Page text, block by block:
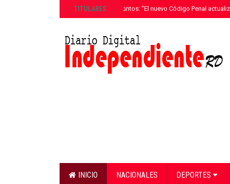
TITULARES
»Ricardo de los Santos: "El nuevo Código Penal
INICIO NACIONALES DEPORTES